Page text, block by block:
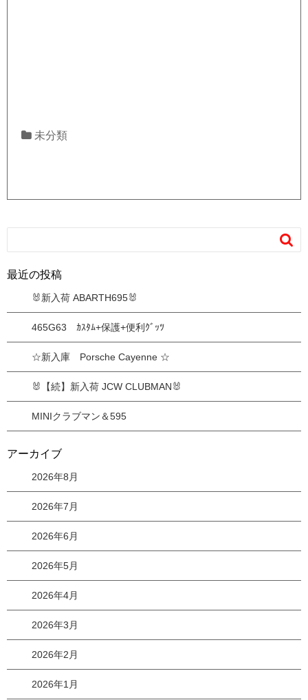
未分類

最近の投稿
🐰新入荷 ABARTH695🐰
465G63 ｶｽﾀﾑ+保護+便利ｸﾞｯﾂ
☆新入庫 Porsche Cayenne ☆
🐰【続】新入荷 JCW CLUBMAN🐰
MINIクラブマン＆595
アーカイブ
2026年8月
2026年7月
2026年6月
2026年5月
2026年4月
2026年3月
2026年2月
2026年1月